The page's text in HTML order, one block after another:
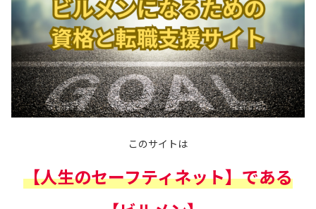
このサイトは
【人生のセーフティネット】である